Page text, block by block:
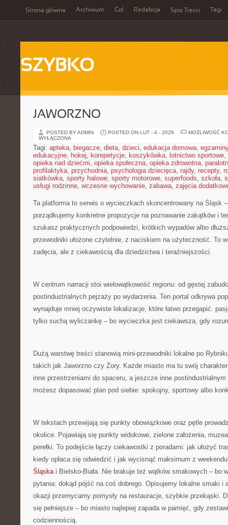
Strona główna Archiwum Gol Redakcja Spis Treści Tagi
SZYBKO
JAWORZNO
POSTED BY ADMIN POSTED ON LUT - 4 - 2026
MOŻLIWOŚĆ
WYŁĄCZONA
Tagi: apteka, biegacze, dieta, dzieci, edukacja domowa, egzaminy
edukacyjne, hokej, korepetycje, koszykówka, lotnictwo sportowe,
opieka nad dziećmi, opieka społeczna, opieka zdrowotna,
profilaktyka, przychodnia, psychologia dziecięca, rajdy, recepty,
siatkówka, sporty halowe, sporty motorowe, superfoods, szkoła,
usługi rodzinne, wczesne wychowanie, zabawa, zajęcia
Ta platforma to serwis o wycieczkach skoncentrowany na Śląsk
porządkujemy konkretne propozycje na poznawanie zakątków i
szukasz praktycznych podpowiedzi, krótkich wypadów albo
przewodniki ułożone czytelnie, z naciskiem na użyteczność. To
zadęcia, ale z ciekawością dla dziedzictwa i teraźniejszości.
W centrum narracji stoi wielowątkowość regionu: od gęstej
postindustrialnych pejzaży po wydarzenia. Ten portal odkrywa
wynajduje mniej oczywiste lokalizacje, które łatwo przegapić.
tylko suchą wyliczankę – bo wycieczka jest ciekawsza, gdy
Dużą warstwę treści stanowią mini-przewodniki lokalne po
takich jak Jaworzno czy Żory. Każde miasto ma tu swój
inne przestrzeniami do spaceru, a jeszcze inne
możesz dopasować plan pod siebie: spokojny, sportowy albo
W tekstach przewijają się punkty obowiązkowe oraz pętle
okolice. Pojawiają się punkty widokowe, zielone założenia,
perełki. To podejście łączy ciekawostki z poradami: jak ułożyć
kiedy opłaca się odwiedzić i jak wycisnąć maksimum z
Śląskai Bielsko-Biała. Nie brakuje też wątków smakowych – bo
pytania: dokąd pójść na coś dobrego. Opisujemy lokalne smaki i
okazji przemycamy pomysły na restauracje, szybkie przekąski.
się pełniejsze – bo miasto najlepiej zapada w pamięć, gdy
codziennością.